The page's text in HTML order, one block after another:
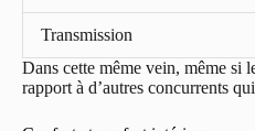
Transmission
Dans cette même vein, même si
rapport à d’autres concurrents